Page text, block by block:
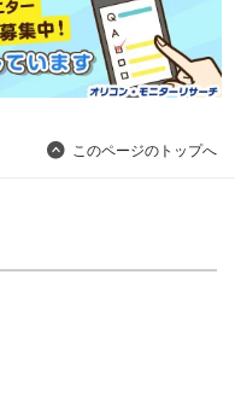
このページのトップへ